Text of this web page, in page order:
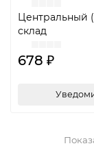
Центральный
склад
678 ₽